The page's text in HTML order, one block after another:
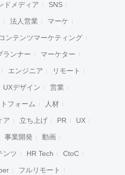
ドメディア SNS
法人営業 マーケ
コンテンツマーケティング
ランナー マーケター
エンジニア リモート
UXデザイン 営業
フォーム 人材
ア 立ち上げ PR UX
事業開発 動画
ンツ HR Tech CtoC
フルリモート